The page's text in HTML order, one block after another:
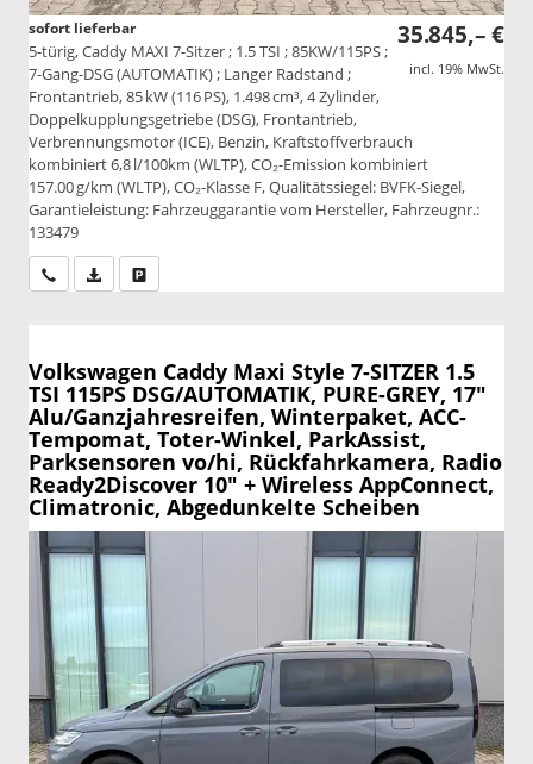
35.845,– €
incl. 19% MwSt.
sofort lieferbar
5-türig, Caddy MAXI 7-Sitzer ; 1.5 TSI ; 85KW/115PS ;
7-Gang-DSG (AUTOMATIK) ; Langer Radstand ;
Frontantrieb, 85 kW (116 PS), 1.498 cm³, 4 Zylinder,
Doppelkupplungsgetriebe (DSG), Frontantrieb,
Verbrennungsmotor (ICE), Benzin, Kraftstoffverbrauch
kombiniert 6,8 l/100km (WLTP), CO₂-Emission kombiniert
157.00 g/km (WLTP), CO₂-Klasse F, Qualitätssiegel: BVFK-Siegel,
Garantieleistung: Fahrzeuggarantie vom Hersteller, Fahrzeugnr.:
133479
Wir rufen Sie anPDF-Datei, Fahrzeugexposé drucken
Volkswagen Caddy Maxi Style 7-SITZER 1.5
TSI 115PS DSG/AUTOMATIK, PURE-GREY, 17"
Alu/Ganzjahresreifen, Winterpaket, ACC-
Tempomat, Toter-Winkel, ParkAssist,
Parksensoren vo/hi, Rückfahrkamera, Radio
Ready2Discover 10" + Wireless AppConnect,
Climatronic, Abgedunkelte Scheiben